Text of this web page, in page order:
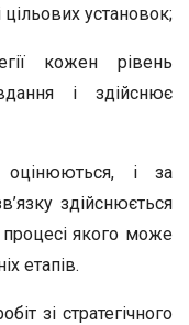
цільових установок;
кожен рівень
і здійснює
оцінюються, і за
здійснюється
процесі якого може
етапів.
зі стратегічного